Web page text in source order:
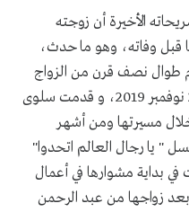
الأخيرة أن زوجته
قبل وفاته، وهو ما حدث،
طوال نصف قرن من الزواج
منها، ورحلت سلوى الرافعي في 29 نوفمبر 2019، و قدمت سلوى
مسيرتها ومن أشهر
" يا رجال العالم اتحدوا"
بداية مشوارها في أعمال
زواجها من عبد الرحمن